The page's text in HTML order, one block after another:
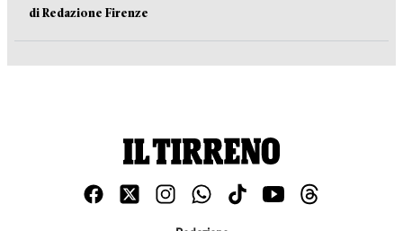
di Redazione Firenze